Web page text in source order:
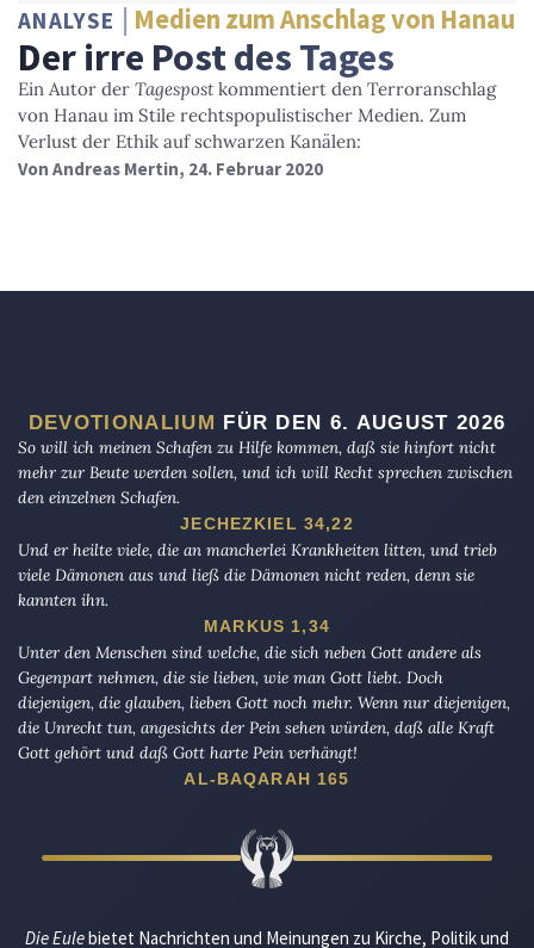
ANALYSE Medien zum Anschlag von Hanau
Der irre Post des Tages
Ein Autor der Tagespostkommentiert den Terroranschlag
von Hanau im Stile rechtspopulistischer Medien. Zum
Verlust der Ethik auf schwarzen Kanälen:
Von Andreas Mertin, 24. Februar 2020
DEVOTIONALIUM FÜR DEN 6. AUGUST 2026
So will ich meinen Schafen zu Hilfe kommen, daß sie hinfort nicht
mehr zur Beute werden sollen, und ich will Recht sprechen zwischen
den einzelnen Schafen.
JECHEZKIEL 34,22
Und er heilte viele, die an mancherlei Krankheiten litten, und trieb
viele Dämonen aus und ließ die Dämonen nicht reden, denn sie
kannten ihn.
MARKUS 1,34
Unter den Menschen sind welche, die sich neben Gott andere als
Gegenpart nehmen, die sie lieben, wie man Gott liebt. Doch
diejenigen, die glauben, lieben Gott noch mehr. Wenn nur diejenigen,
die Unrecht tun, angesichts der Pein sehen würden, daß alle Kraft
Gott gehört und daß Gott harte Pein verhängt!
AL-BAQARAH 165
Die Eulebietet Nachrichten und Meinungen zu Kirche, Politik und